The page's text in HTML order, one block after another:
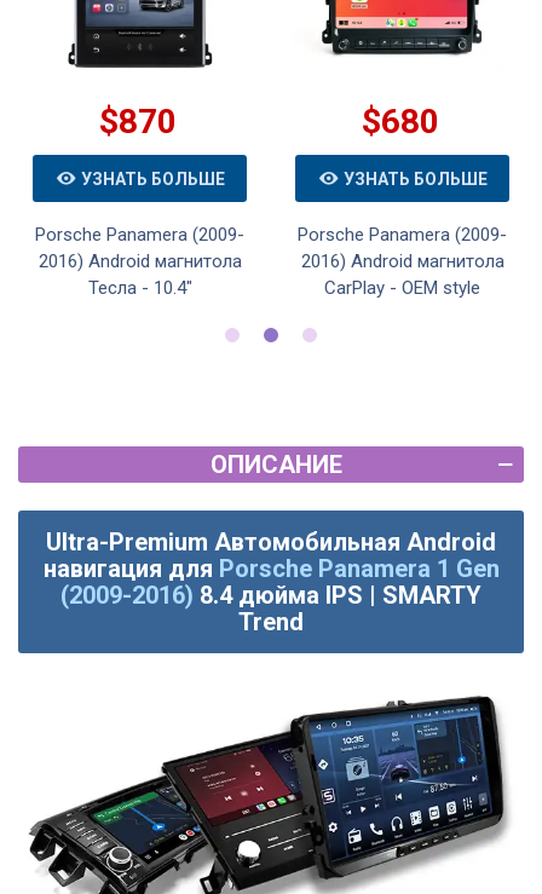
$870
УЗНАТЬ БОЛЬШЕ
Porsche Panamera (2009-
2016) Android магнитола
Тесла - 10.4"
$680
УЗНАТЬ БОЛЬШЕ
Porsche Panamera (2009-
2016) Android магнитола
CarPlay - OEM style
ОПИСАНИЕ
Ultra-Premium Автомобильная Android
навигация для Porsche Panamera 1 Gen
(2009-2016) 8.4 дюйма IPS | SMARTY
Trend